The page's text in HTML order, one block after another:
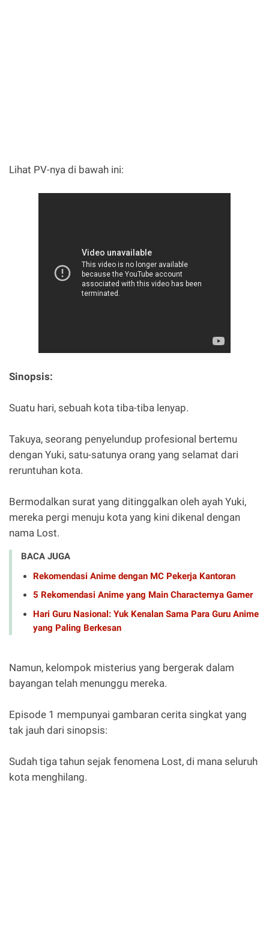
Lihat PV-nya di bawah ini:
Sinopsis:
Suatu hari, sebuah kota tiba-tiba lenyap.
Takuya, seorang penyelundup profesional bertemu
dengan Yuki, satu-satunya orang yang selamat dari
reruntuhan kota.
Bermodalkan surat yang ditinggalkan oleh ayah Yuki,
mereka pergi menuju kota yang kini dikenal dengan
nama Lost.
BACA JUGA
Rekomendasi Anime dengan MC Pekerja Kantoran
5 Rekomendasi Anime yang Main Characternya Gamer
Hari Guru Nasional: Yuk Kenalan Sama Para Guru Anime
yang Paling Berkesan
Namun, kelompok misterius yang bergerak dalam
bayangan telah menunggu mereka.
Episode 1 mempunyai gambaran cerita singkat yang
tak jauh dari sinopsis:
Sudah tiga tahun sejak fenomena Lost, di mana seluruh
kota menghilang.